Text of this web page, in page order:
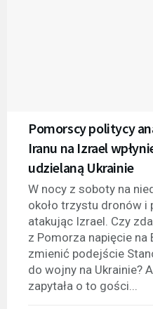
Pomorscy politycy
Iranu na Izrael
udzielaną Ukrainie
W nocy z soboty na
około trzystu dronów i
atakując Izrael. Czy
z Pomorza napięcie
zmienić podejście
do wojny na Ukrainie?
zapytała o to gości...